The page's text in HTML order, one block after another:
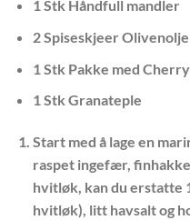
1 Stk Håndfull mandler
2 Spiseskjeer Olivenolje
1 Stk Pakke med
1 Stk Granateple
Start med å lage en
raspet ingefær,
hvitløk, kan du erstatte
hvitløk), litt havsalt og